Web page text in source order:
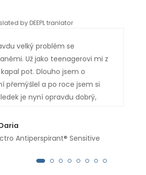
by DEEPL tranlator
velký problém se
Už jako teenagerovi mi z
pot. Dlouho jsem o
přemýšlel a po roce jsem si
je nyní opravdu dobrý,
mi z rukou neukápla ani
Antiperspirant® Sensitive